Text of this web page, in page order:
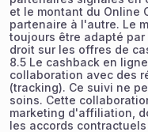
et le montant du Online
partenaire à l'autre. Le
toujours être adapté
droit sur les offres de
8.5 Le cashback en
collaboration avec des
(tracking). Ce suivi ne
soins. Cette
marketing d'affiliation,
les accords contractuels